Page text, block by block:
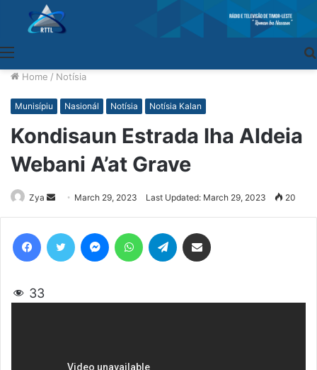
Home / Notísia
Munisípiu Nasionál Notísia Notísia Kalan
Kondisaun Estrada Iha Aldeia
Webani A’at Grave
Zya
Send
an
email
March 29, 2023 Last Updated: March 29, 2023 20
33